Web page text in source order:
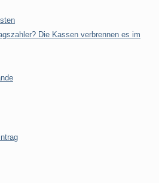
Die Kassen verbrennen es im